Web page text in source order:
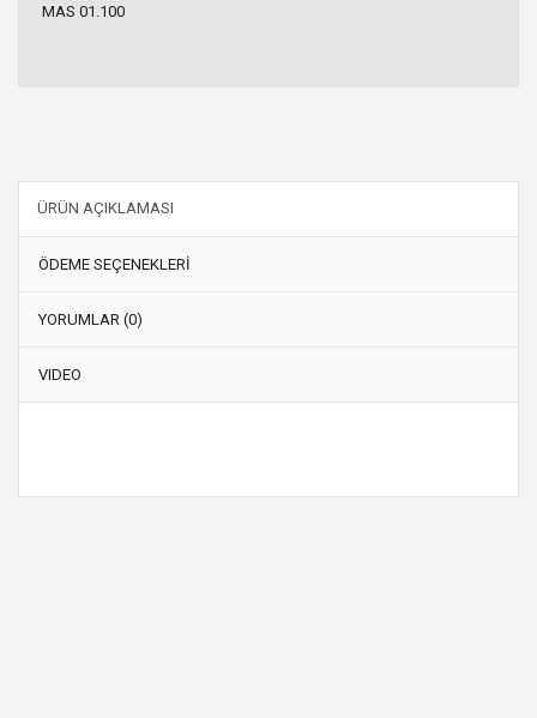
MAS 01.100
ÜRÜN AÇIKLAMASI
ÖDEME SEÇENEKLERİ
YORUMLAR (0)
VIDEO